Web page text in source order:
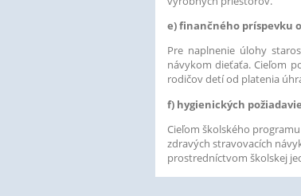
e) finančného príspevku
Pre naplnenie úlohy
návykom dieťaťa. Cieľom
rodičov detí od platenia
f) hygienických
Cieľom školského
zdravých stravovacích
prostredníctvom školskej